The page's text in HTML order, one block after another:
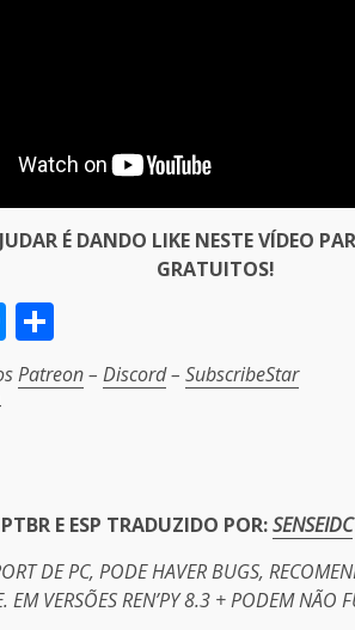
É DANDO LIKE NESTE VÍDEO
GRATUITOS!
Messenger
Patreon– Discord– SubscribeStar
E ESP TRADUZIDO POR:SENSEIDC
DE PC, PODE HAVER BUGS,
VERSÕES REN’PY 8.3 + PODEM NÃO